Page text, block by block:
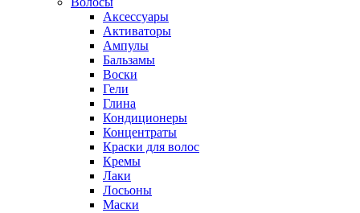
Аксессуары
Активаторы
Ампулы
Бальзамы
Воски
Гели
Глина
Кондиционеры
Концентраты
Краски для волос
Кремы
Лаки
Лосьоны
Маски